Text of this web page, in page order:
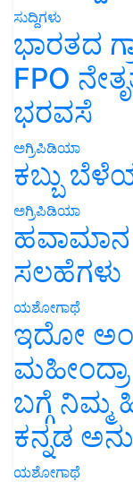
ಸುದ್ದಿಗಳು
ಭಾರತದ
FPO
ಭರವಸೆ
ಅಗ್ರಿಪಿಡಿಯಾ
ಕಬ್ಬು
ಅಗ್ರಿಪಿಡಿಯಾ
ಹವಾಮಾನ
ಸಲಹೆಗಳು
ಯಶೋಗಾಥೆ
ಇದೋ
ಮಹೀಂದ್ರಾ
ಬಗ್ಗೆ ನಿಮ್ಮ
ಕನ್ನಡ
ಯಶೋಗಾಥೆ